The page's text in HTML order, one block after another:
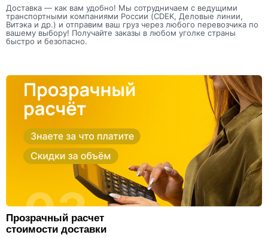
Доставка — как вам удобно! Мы сотрудничаем с ведущими
транспортными компаниями России (CDEK, Деловые линии,
Витэка и др.) и отправим ваш груз через любого перевозчика по
вашему выбору! Получайте заказы в любом уголке страны
быстро и безопасно.
Прозрачный расчет
стоимости доставки